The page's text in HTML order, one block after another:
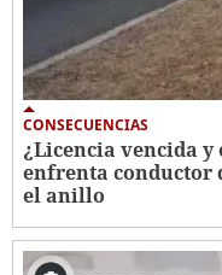
CONSECUENCIAS
¿Licencia vencida y
enfrenta conductor
el anillo